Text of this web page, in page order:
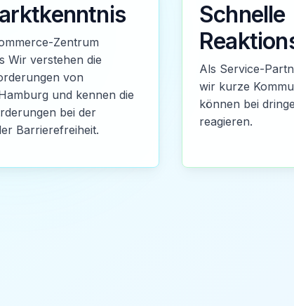
Zentrum
Wir verstehen die
von
und kennen die
bei der
Barrierefreiheit.
Schnelle
Als Service-
wir kurze
können bei
reagieren.